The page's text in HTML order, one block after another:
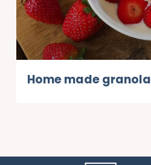
Home made granola